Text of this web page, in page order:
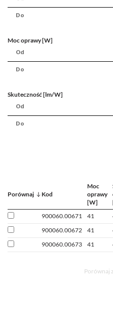
Moc oprawy [W]
Skuteczność [lm/W]
Porównaj Kod
Moc
oprawy
[W]
900060.00671 41
900060.00672
41
900060.00673
41
Porównaj